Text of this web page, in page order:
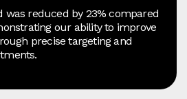
was reduced by 23% compared
our ability to improve
precise targeting and